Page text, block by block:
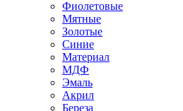
Фиолетовые
Мятные
Золотые
Синие
Материал
МДФ
Эмаль
Акрил
Береза